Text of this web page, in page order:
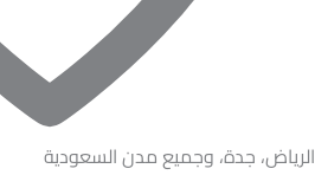
الرياض، جدة، وجميع مدن السعودية